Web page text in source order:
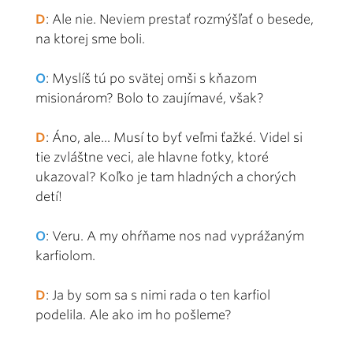
D: Ale nie. Neviem prestať rozmýšľať o besede,
na ktorej sme boli.
O: Myslíš tú po svätej omši s kňazom
misionárom? Bolo to zaujímavé, však?
D: Áno, ale... Musí to byť veľmi ťažké. Videl si
tie zvláštne veci, ale hlavne fotky, ktoré
ukazoval? Koľko je tam hladných a chorých
detí!
O: Veru. A my ohŕňame nos nad vyprážaným
karfiolom.
D: Ja by som sa s nimi rada o ten karfiol
podelila. Ale ako im ho pošleme?